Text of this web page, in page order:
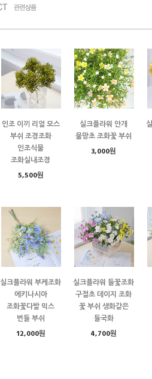
인조 이끼 리얼 모스
부쉬 조경조화
인조식물
조화실내조경
5,500원
실크플라워 안개
물망초 조화꽃 부쉬
3,000원
실크플라워 부케조화
에키나시아
조화꽃다발 믹스
번들 부쉬
12,000원
실크플라워 들꽃조화
구절초 데이지 조화
꽃 부쉬 생화같은
들국화
4,700원